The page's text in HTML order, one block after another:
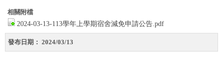
相關附檔
2024-03-13-113學年上學期宿舍減免申請公告.pdf
發布日期： 2024/03/13